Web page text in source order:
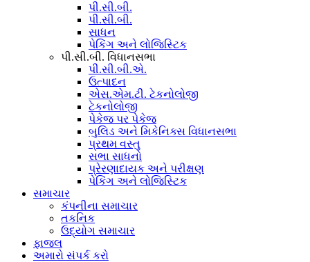
પી.સી.બી.
પી.સી.બી.
સાધન
પેકિંગ અને લોજિસ્ટિક
પી.સી.બી. વિધાનસભા
પી.સી.બી.એ.
ઉત્પાદન
એસ.એમ.ટી. ટેકનોલોજી
ટેકનોલોજી
પેકેજ પર પેકેજ
બુલિડ અને મિકેનિક્સ વિધાનસભા
પ્રથમ વસ્તુ
સભા સાધનો
પ્રેરણાદાયક અને પરીક્ષણ
પેકિંગ અને લોજિસ્ટિક
સમાચાર
કંપનીના સમાચાર
તકનિક
ઉદ્યોગ સમાચાર
ફાજલ
અમારો સંપર્ક કરો